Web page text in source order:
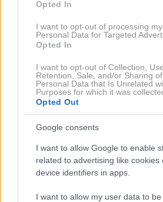
Opted In
I want to opt-out of processing my
Personal Data for Targeted
Opted In
I want to opt-out of Collection, Use,
Retention, Sale, and/or Sharing
Personal Data that Is Unrelated
Purposes for which it was
Opted Out
Google consents
I want to allow Google to enable
related to advertising like cookies
device identifiers in apps.
I want to allow my user data to
avtomobilov v igralčevi garaži je